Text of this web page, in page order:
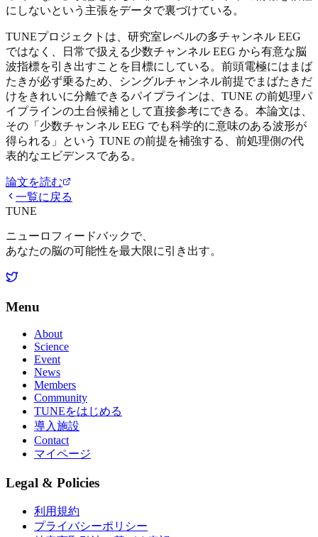
にしないという主張をデータで裏づけている。
TUNEプロジェクトは、研究室レベルの多チャンネル EEG
ではなく、日常で扱える少数チャンネル EEG から有意な脳
波指標を引き出すことを目標にしている。前頭電極にはまば
たきが必ず乗るため、シングルチャンネル前提でまばたきだ
けをきれいに分離できるパイプラインは、TUNE の前処理パ
イプラインの土台候補として直接参考にできる。本論文は、
その「少数チャンネル EEG でも科学的に意味のある波形が
得られる」という TUNE の前提を補強する、前処理側の代
表的なエビデンスである。
論文を読む
一覧に戻る
TUNE
ニューロフィードバックで、
あなたの脳の可能性を最大限に引き出す。
Menu
About
Science
Event
News
Members
Community
TUNEをはじめる
導入施設
Contact
マイページ
Legal & Policies
利用規約
プライバシーポリシー